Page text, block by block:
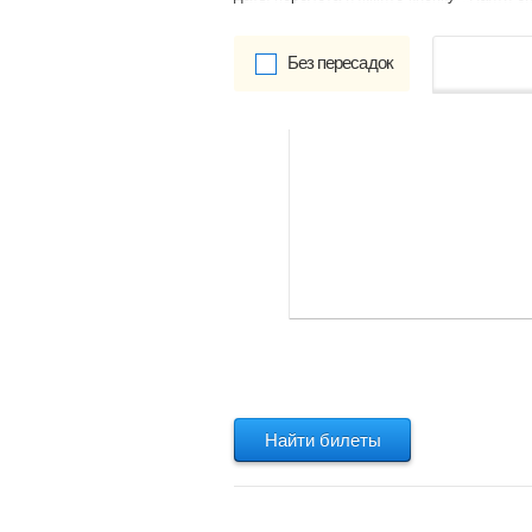
Без пересадок
Найти билеты